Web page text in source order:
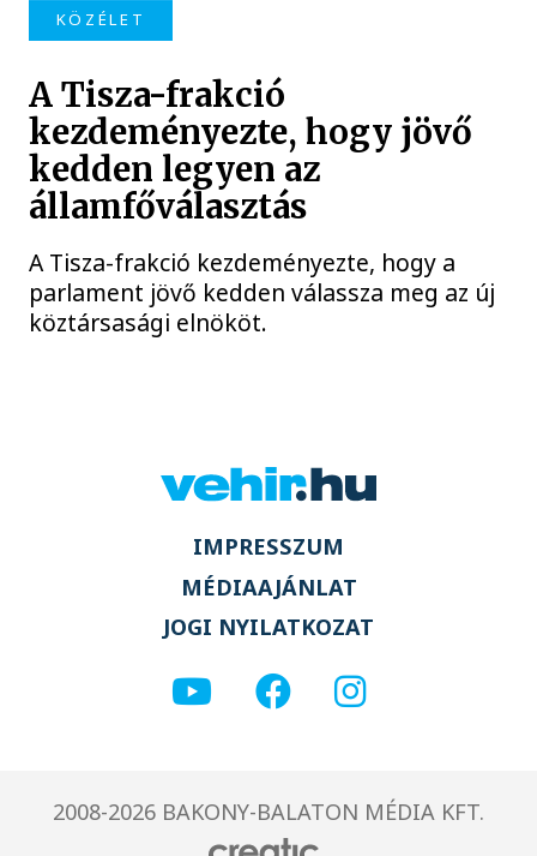
KÖZÉLET
A Tisza-frakció
kezdeményezte, hogy jövő
kedden legyen az
államfőválasztás
A Tisza-frakció kezdeményezte, hogy a
parlament jövő kedden válassza meg az új
köztársasági elnököt.
IMPRESSZUM
MÉDIAAJÁNLAT
JOGI NYILATKOZAT
2008-2026 BAKONY-BALATON MÉDIA KFT.